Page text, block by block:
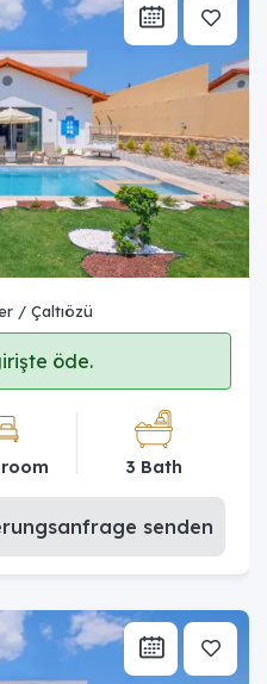
/ Çaltıözü
öde.
3 Bath
senden